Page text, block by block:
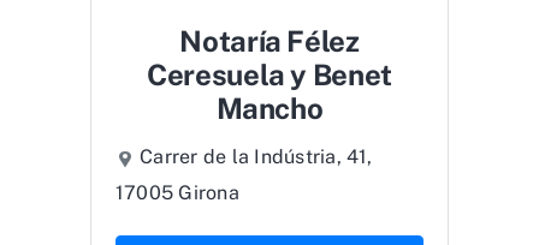
Notaría Félez
Ceresuela y Benet
Mancho
Carrer de la Indústria, 41,
17005 Girona